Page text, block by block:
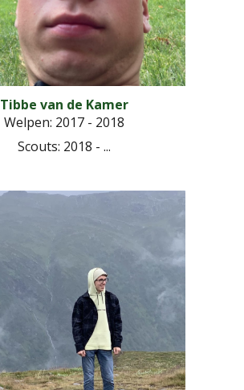
Tibbe van de Kamer
Welpen: 2017 - 2018
Scouts: 2018 - ...